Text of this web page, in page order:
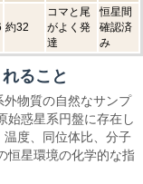
約32
コマと尾
がよく発
達
恒星間
確認済
み
ること
物質の自然なサンプ
始惑星系円盤に存在し
度、同位体比、分子
恒星環境の化学的な指